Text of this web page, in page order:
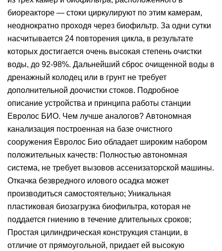
биореакторе — стоки циркулируют по этим камерам,
неоднократно проходя через биофильтр. За одни сутки
насчитывается 24 повторения цикла, в результате
которых достигается очень высокая степень очистки
воды, до 92-98%. Дальнейший сброс очищенной воды в
дренажный колодец или в грунт не требует
дополнительной доочистки стоков. Подробное
описание устройства и принципа работы станции
Евролос БИО. Чем лучше аналогов? Автономная
канализация построенная на базе очистного
сооружения Евролос Био обладает широким набором
положительных качеств: Полностью автономная
система, не требует вызовов ассенизаторской машины.
Откачка безвредного илового осадка может
производиться самостоятельно; Уникальная
пластиковая биозагрузка биофильтра, которая не
поддается гниению в течение длительных сроков;
Простая цилиндрическая конструкция станции, в
отличие от прямоугольной, придает ей высокую